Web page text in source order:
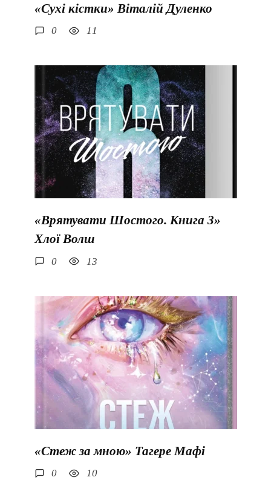
«Сухі кістки» Віталій Дуленко
0 11
«Врятувати Шостого. Книга 3»
Хлої Волш
0 13
«Стеж за мною» Тагере Мафі
0 10